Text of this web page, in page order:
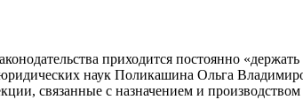
приходится постоянно
наук Поликашина Ольга
связанные с назначением и производством